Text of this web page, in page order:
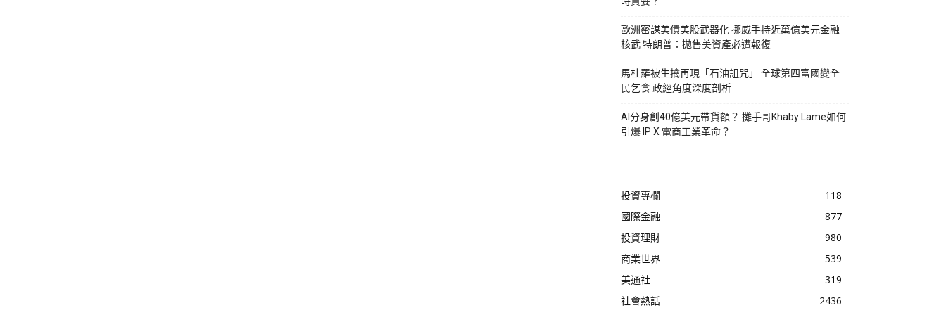
歐洲密謀美債美股武器化 挪威手持近萬億美元金融
核武 特朗普：拋售美資產必遭報復
馬杜羅被生擒再現「石油詛咒」 全球第四富國變全
民乞食 政經角度深度剖析
AI分身創40億美元帶貨額？ 攤手哥Khaby Lame如何
引爆 IP X 電商工業革命？
投資專欄
118
國際金融
877
投資理財
980
商業世界
539
美通社
319
社會熱話
2436